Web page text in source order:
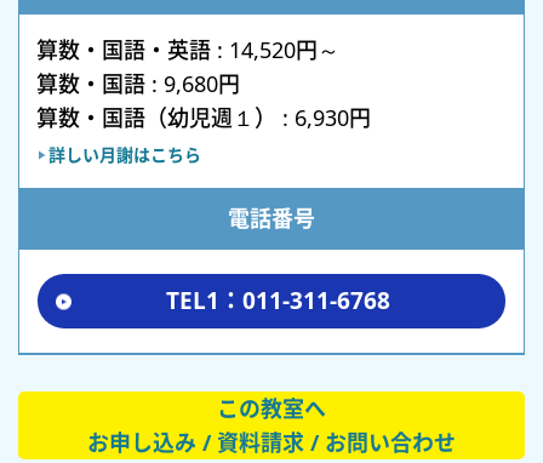
算数・国語・英語 : 14,520円～
算数・国語 : 9,680円
算数・国語（幼児週１） : 6,930円
詳しい月謝はこちら
電話番号
TEL1：011-311-6768
この教室へ
お申し込み / 資料請求 / お問い合わせ